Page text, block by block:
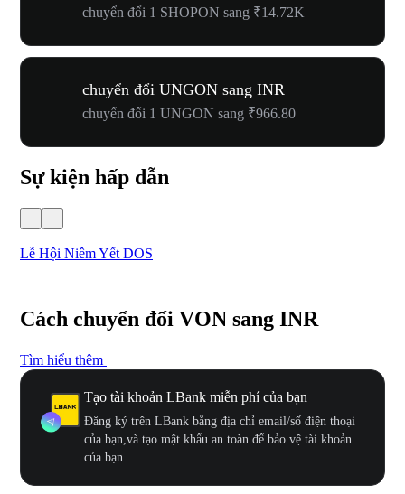
chuyển đổi 1 SHOPON sang ₹14.72K
chuyển đổi UNGON sang INR
chuyển đổi 1 UNGON sang ₹966.80
Sự kiện hấp dẫn
Lễ Hội Niêm Yết DOS
Cách chuyển đổi VON sang INR
Tìm hiểu thêm
Tạo tài khoản LBank miễn phí của bạn
Đăng ký trên LBank bằng địa chỉ email/số điện thoại
của bạn,và tạo mật khẩu an toàn để bảo vệ tài khoản
của bạn